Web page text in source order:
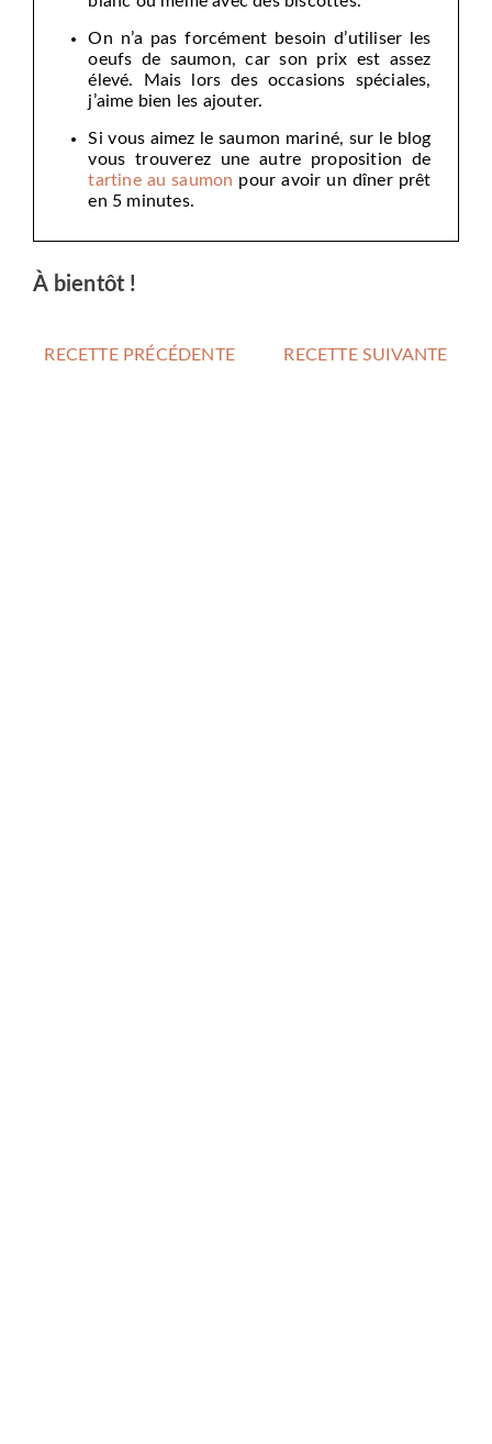
On n’a pas forcément besoin d’utiliser les
oeufs de saumon, car son prix est assez
élevé. Mais lors des occasions spéciales,
j’aime bien les ajouter.
Si vous aimez le saumon mariné, sur le blog
vous trouverez une autre proposition de
tartine au saumon pour avoir un dîner prêt
en 5 minutes.
À bientôt !
RECETTE PRÉCÉDENTE RECETTE SUIVANTE